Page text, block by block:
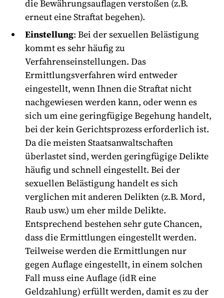
die Bewährungsauflagen verstoßen (z.B.
erneut eine Straftat begehen).
Einstellung: Bei der sexuellen Belästigung
kommt es sehr häufig zu
Verfahrenseinstellungen. Das
Ermittlungsverfahren wird entweder
eingestellt, wenn Ihnen die Straftat nicht
nachgewiesen werden kann, oder wenn es
sich um eine geringfügige Begehung handelt,
bei der kein Gerichtsprozess erforderlich ist.
Da die meisten Staatsanwaltschaften
überlastet sind, werden geringfügige Delikte
häufig und schnell eingestellt. Bei der
sexuellen Belästigung handelt es sich
verglichen mit anderen Delikten (z.B. Mord,
Raub usw.) um eher milde Delikte.
Entsprechend bestehen sehr gute Chancen,
dass die Ermittlungen eingestellt werden.
Teilweise werden die Ermittlungen nur
gegen Auflage eingestellt, in einem solchen
Fall muss eine Auflage (idR eine
Geldzahlung) erfüllt werden, damit es zu der